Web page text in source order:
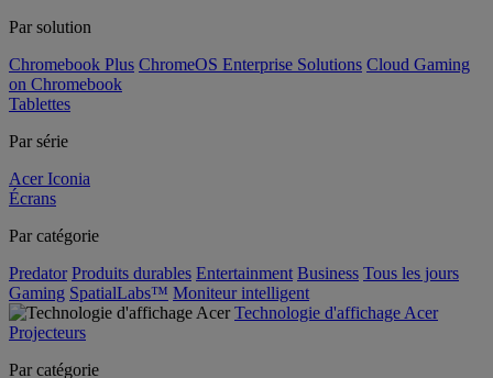
Par solution
Chromebook Plus ChromeOS Enterprise Solutions Cloud Gaming
on Chromebook
Tablettes
Par série
Acer Iconia
Écrans
Par catégorie
Predator Produits durables Entertainment Business Tous les jours
Gaming SpatialLabs™ Moniteur intelligent
Technologie d'affichage Acer
Projecteurs
Par catégorie